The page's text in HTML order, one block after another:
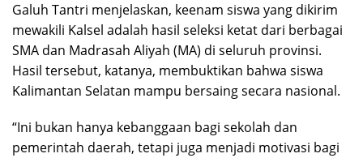
Galuh Tantri menjelaskan, keenam siswa yang dikirim
mewakili Kalsel adalah hasil seleksi ketat dari berbagai
SMA dan Madrasah Aliyah (MA) di seluruh provinsi.
Hasil tersebut, katanya, membuktikan bahwa siswa
Kalimantan Selatan mampu bersaing secara nasional.
“Ini bukan hanya kebanggaan bagi sekolah dan
pemerintah daerah, tetapi juga menjadi motivasi bagi